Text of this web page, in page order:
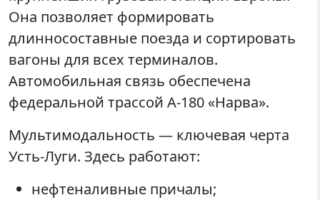
Она позволяет формировать
длинносоставные поезда и сортировать
вагоны для всех терминалов.
Автомобильная связь обеспечена
федеральной трассой А-180 «Нарва».
Мультимодальность — ключевая черта
Усть-Луги. Здесь работают:
нефтеналивные причалы;